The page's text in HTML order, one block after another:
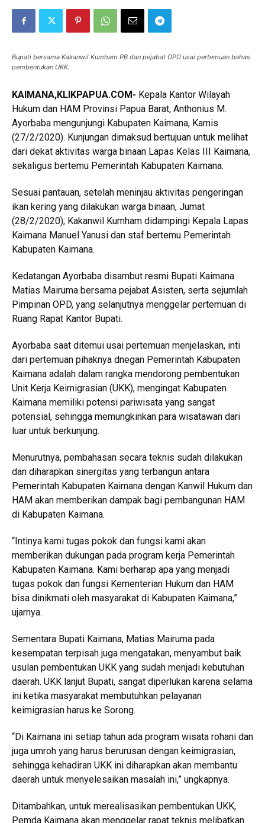
Bupati bersama Kakanwil Kumham PB dan pejabat OPD usai pertemuan bahas
pembentukan UKK.
KAIMANA,KLIKPAPUA.COM- Kepala Kantor Wilayah
Hukum dan HAM Provinsi Papua Barat, Anthonius M.
Ayorbaba mengunjungi Kabupaten Kaimana, Kamis
(27/2/2020). Kunjungan dimaksud bertujuan untuk melihat
dari dekat aktivitas warga binaan Lapas Kelas III Kaimana,
sekaligus bertemu Pemerintah Kabupaten Kaimana.
Sesuai pantauan, setelah meninjau aktivitas pengeringan
ikan kering yang dilakukan warga binaan, Jumat
(28/2/2020), Kakanwil Kumham didampingi Kepala Lapas
Kaimana Manuel Yanusi dan staf bertemu Pemerintah
Kabupaten Kaimana.
Kedatangan Ayorbaba disambut resmi Bupati Kaimana
Matias Mairuma bersama pejabat Asisten, serta sejumlah
Pimpinan OPD, yang selanjutnya menggelar pertemuan di
Ruang Rapat Kantor Bupati.
Ayorbaba saat ditemui usai pertemuan menjelaskan, inti
dari pertemuan pihaknya dnegan Pemerintah Kabupaten
Kaimana adalah dalam rangka mendorong pembentukan
Unit Kerja Keimigrasian (UKK), mengingat Kabupaten
Kaimana memiliki potensi pariwisata yang sangat
potensial, sehingga memungkinkan para wisatawan dari
luar untuk berkunjung.
Menurutnya, pembahasan secara teknis sudah dilakukan
dan diharapkan sinergitas yang terbangun antara
Pemerintah Kabupaten Kaimana dengan Kanwil Hukum dan
HAM akan memberikan dampak bagi pembangunan HAM
di Kabupaten Kaimana.
“Intinya kami tugas pokok dan fungsi kami akan
memberikan dukungan pada program kerja Pemerintah
Kabupaten Kaimana. Kami berharap apa yang menjadi
tugas pokok dan fungsi Kementerian Hukum dan HAM
bisa dinikmati oleh masyarakat di Kabupaten Kaimana,”
ujarnya.
Sementara Bupati Kaimana, Matias Mairuma pada
kesempatan terpisah juga mengatakan, menyambut baik
usulan pembentukan UKK yang sudah menjadi kebutuhan
daerah. UKK lanjut Bupati, sangat diperlukan karena selama
ini ketika masyarakat membutuhkan pelayanan
keimigrasian harus ke Sorong.
“Di Kaimana ini setiap tahun ada program wisata rohani dan
juga umroh yang harus berurusan dengan keimigrasian,
sehingga kehadiran UKK ini diharapkan akan membantu
daerah untuk menyelesaikan masalah ini,” ungkapnya.
Ditambahkan, untuk merealisasikan pembentukan UKK,
Pemda Kaimana akan menggelar rapat teknis melibatkan